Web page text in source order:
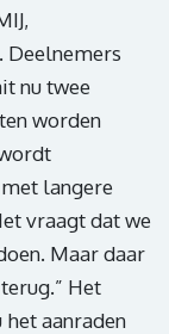
Deelnemers
nu twee
worden
langere
vraagt dat we
Maar daar
Het
aanraden